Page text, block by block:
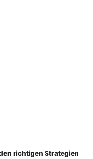
richtigen Strategien